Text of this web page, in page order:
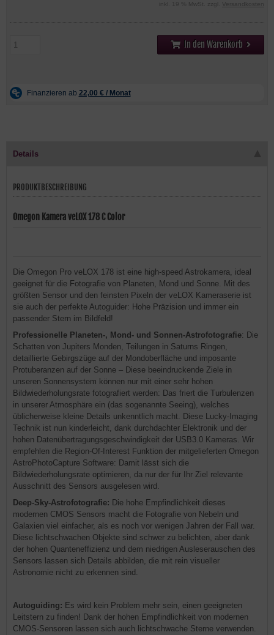
inkl. 19 % MwSt. zzgl.
Versandkosten
In den Warenkorb
Details
PRODUKTBESCHREIBUNG
Omegon Kamera veLOX 178 C Color
Die Omegon Pro veLOX 178 ist eine high-speed Astrokamera, ideal
geeignet für die Fotografie von Planeten, Mond und Sonne. Mit des
größten Sensor und den feinsten Pixeln der veLOX Kameraserie ist
sie auch der perfekte Autoguider: Hohe Präzision und immer ein
passender Stern im Bildfeld!
Professionelle Planeten-, Mond- und Sonnen-Astrofotografie: Die
Schatten von Jupiters Monden, Teilungen in Saturns Ringen,
detaillierte Gebirgszüge auf der Mondoberfläche und imposante
Protuberanzen auf der Sonne – Diese beeindruckende Ziele in
unseren Sonnensystem können nur mit einer sehr hohen
Bildwiederholungsrate fotografiert werden: Das friert die Turbulenzen
in unserer Atmosphäre ein (das sogenannte Seeing), welches
üblicherweise kleine Details unkenntlich macht. Diese Lucky-Imaging
Technik ist nun kinderleicht, dank durchdachter Elektronik und der
hohen Datenübertragungsgeschwindigkeit der USB3.0 Kameras. Wir
empfehlen die Region-Of-Interest Funktion der mitgelieferten Omegon
AstroPhotoCapture Software: Damit lässt sich die
Bildwiederholungsrate optimieren, da nur der für Ihr Ziel relevante
Ausschnitt des Sensors ausgelesen wird.
Deep-Sky-Astrofotografie: Die hohe Empfindlichkeit dieses
modernen CMOS Sensors macht die Fotografie von Nebeln und
Galaxien viel einfacher, als es noch vor wenigen Jahren der Fall war.
Diese lichtschwachen Objekte sind schwer zu belichten, aber dank
der hohen Quanteneffizienz und dem niedrigen Ausleserauschen des
Sensors lassen sich Details abbilden, die mit rein visueller
Astronomie nicht zu erkennen sind.
Autoguiding: Es wird kein Problem mehr sein, einen geeigneten
Leitstern zu finden! Dank der hohen Empfindlichkeit von modernen
CMOS-Sensoren lassen sich auch lichtschwache Sterne verwenden.